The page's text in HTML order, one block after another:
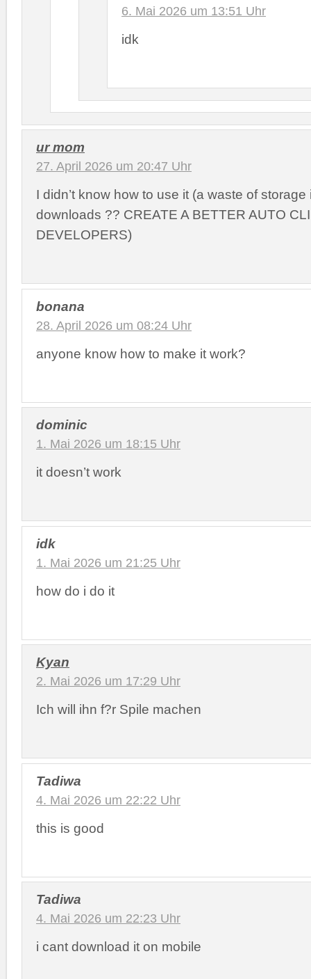
6. Mai 2026 um 13:51 Uhr
idk
ur mom
27. April 2026 um 20:47 Uhr
I didn’t know how to use it (a waste of
downloads ?? CREATE A BETTER AUTO
DEVELOPERS)
bonana
28. April 2026 um 08:24 Uhr
anyone know how to make it work?
dominic
1. Mai 2026 um 18:15 Uhr
it doesn’t work
idk
1. Mai 2026 um 21:25 Uhr
how do i do it
Kyan
2. Mai 2026 um 17:29 Uhr
Ich will ihn f?r Spile machen
Tadiwa
4. Mai 2026 um 22:22 Uhr
this is good
Tadiwa
4. Mai 2026 um 22:23 Uhr
i cant download it on mobile